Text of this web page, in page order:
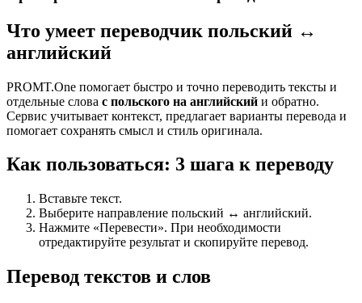
Что умеет переводчик польский ↔
английский
PROMT.One помогает быстро и точно переводить тексты и
отдельные слова с польского на английский и обратно.
Сервис учитывает контекст, предлагает варианты перевода и
помогает сохранять смысл и стиль оригинала.
Как пользоваться: 3 шага к переводу
Вставьте текст.
Выберите направление польский ↔ английский.
Нажмите «Перевести». При необходимости
отредактируйте результат и скопируйте перевод.
Перевод текстов и слов